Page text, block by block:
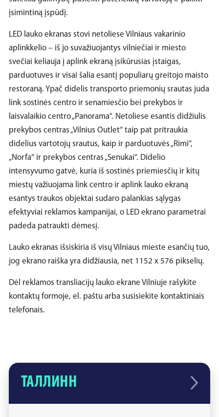
ТАЛЛИНН
įsimintiną įspūdį.
LED lauko ekranas stovi netoliese Vilniaus vakarinio
aplinkkelio – iš jo suvažiuojantys vilniečiai ir miesto
svečiai keliauja į aplink ekraną įsikūrusias įstaigas,
parduotuves ir visai šalia esantį populiarų greitojo maisto
restoraną. Ypač didelis transporto priemonių srautas juda
link sostinės centro ir senamiesčio bei prekybos ir
laisvalaikio centro „Panorama“. Netoliese esantis didžiulis
prekybos centras „Vilnius Outlet“ taip pat pritraukia
didelius vartotojų srautus, kaip ir parduotuvės „Rimi“,
„Norfa“ ir prekybos centras „Senukai“. Didelio
intensyvumo gatvė, kuria iš sostinės priemiesčių ir kitų
miestų važiuojama link centro ir aplink lauko ekraną
esantys traukos objektai sudaro palankias sąlygas
efektyviai reklamos kampanijai, o LED ekrano parametrai
padeda patraukti dėmesį.
Lauko ekranas išsiskiria iš visų Vilniaus mieste esančių tuo,
jog ekrano raiška yra didžiausia, net 1152 x 576 pikselių.
Dėl reklamos transliacijų lauko ekrane Vilniuje rašykite
kontaktų formoje, el. paštu arba susisiekite kontaktiniais
telefonais.